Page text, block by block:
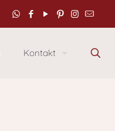
Kontakt